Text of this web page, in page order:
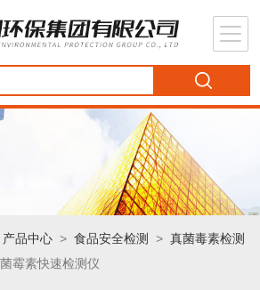
产品中心 >食品安全检测 >真菌毒素检测
霉素快速检测仪